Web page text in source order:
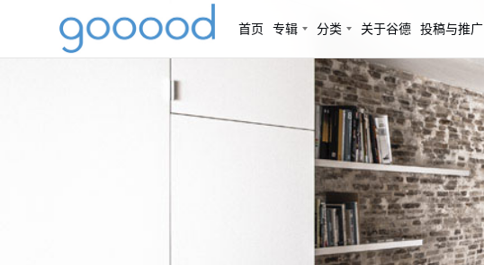
首页 专辑 分类 关于谷德 投稿与推广